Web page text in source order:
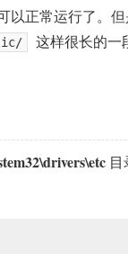
以正常运行了。
这样很长的一